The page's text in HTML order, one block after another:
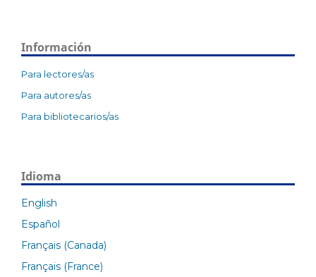
Información
Para lectores/as
Para autores/as
Para bibliotecarios/as
Idioma
English
Español
Français (Canada)
Français (France)